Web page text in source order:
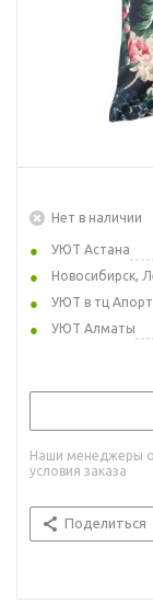
Нет в наличии
УЮТ Астана
Новосибирск,
УЮТ в тц Апорт
УЮТ Алматы
Наши менеджеры
условия заказа
Поделиться